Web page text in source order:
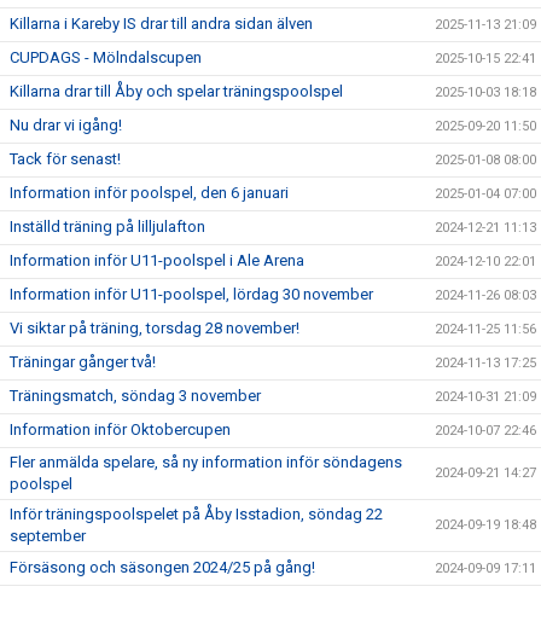
Killarna i Kareby IS drar till andra sidan älven 2025-11-13 21:09
CUPDAGS - Mölndalscupen 2025-10-15 22:41
Killarna drar till Åby och spelar träningspoolspel 2025-10-03 18:18
Nu drar vi igång! 2025-09-20 11:50
Tack för senast! 2025-01-08 08:00
Information inför poolspel, den 6 januari 2025-01-04 07:00
Inställd träning på lilljulafton 2024-12-21 11:13
Information inför U11-poolspel i Ale Arena 2024-12-10 22:01
Information inför U11-poolspel, lördag 30 november 2024-11-26 08:03
Vi siktar på träning, torsdag 28 november! 2024-11-25 11:56
Träningar gånger två! 2024-11-13 17:25
Träningsmatch, söndag 3 november 2024-10-31 21:09
Information inför Oktobercupen 2024-10-07 22:46
Fler anmälda spelare, så ny information inför söndagens
poolspel
2024-09-21 14:27
Inför träningspoolspelet på Åby Isstadion, söndag 22
september
2024-09-19 18:48
Försäsong och säsongen 2024/25 på gång! 2024-09-09 17:11